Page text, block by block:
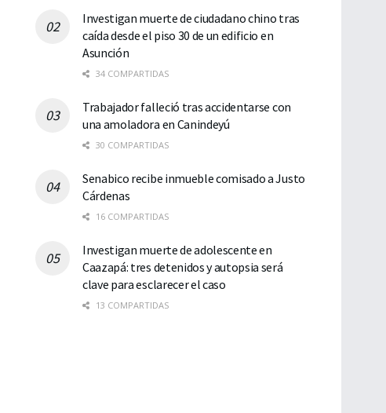
Investigan muerte de ciudadano chino tras
caída desde el piso 30 de un edificio en
Asunción
34 COMPARTIDAS
Trabajador falleció tras accidentarse con
una amoladora en Canindeyú
30 COMPARTIDAS
Senabico recibe inmueble comisado a Justo
Cárdenas
16 COMPARTIDAS
Investigan muerte de adolescente en
Caazapá: tres detenidos y autopsia será
clave para esclarecer el caso
13 COMPARTIDAS